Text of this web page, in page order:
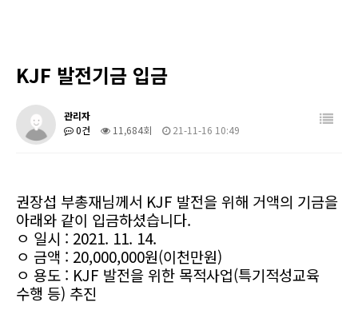
KJF 발전기금 입금
관리자
0건
11,684회 21-11-16 10:49
권장섭 부총재님께서 KJF 발전을 위해 거액의 기금을
아래와 같이 입금하셨습니다.
ㅇ 일시 : 2021. 11. 14.
ㅇ 금액 : 20,000,000원(이천만원)
ㅇ 용도 : KJF 발전을 위한 목적사업(특기적성교육
수행 등) 추진